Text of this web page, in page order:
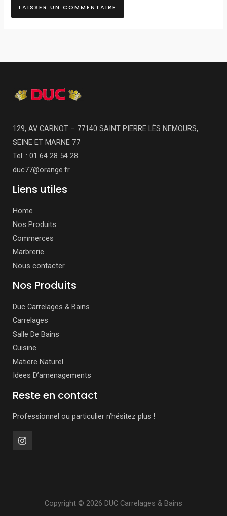
129, AV CARNOT – 77140 SAINT PIERRE LÈS NEMOURS,
SEINE ET MARNE 77
Tel. : 01 64 28 54 28
duc77@orange.fr
Liens utiles
Home
Nos Produits
Commerces
Marbrerie
Nous contacter
Nos Produits
Duc Carrelages & Bains
Carrelages
Salle De Bains
Cuisine
Matiere Naturel
Idees D’amenagements
Reste en contact
Professionnel ou particulier n’hésitez plus !
Copyright © 2026 DUC Carrelages & Bains